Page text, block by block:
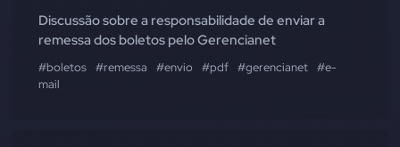
Discussão sobre a responsabilidade de enviar a
remessa dos boletos pelo Gerencianet
#boletos #remessa #envio #pdf #gerencianet #e-
mail